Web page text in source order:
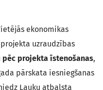
ekonomikas
uzraudzības
pēc projekta īstenošanas,
pārskata iesniegšanas
Lauku atbalsta